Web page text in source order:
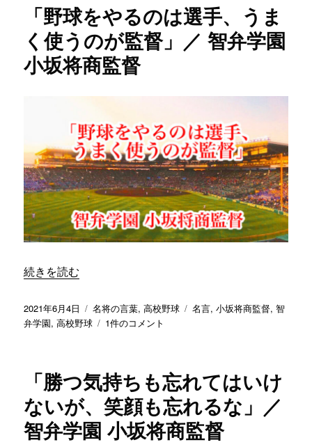
の
こ
と
を
ど
当
た
り
前
に
で
き
る
／
智
小
坂
将
商
監
「野球をやるのは選手、うま
く使うのが監督」／ 智弁学園
小坂将商監督
“「野球をやるのは選手、うまく使うのが監督」／ 智弁
続きを読む
投
稿
2021年6月4日
カ
テ
名将の言葉,高校野球
タ
名言,小坂将商監督,智
弁学園,高校野球
「野
る
の
は
選
手、
1件のコメント
「勝つ気持ちも忘れてはいけ
ないが、笑顔も忘れるな」／
智弁学園 小坂将商監督